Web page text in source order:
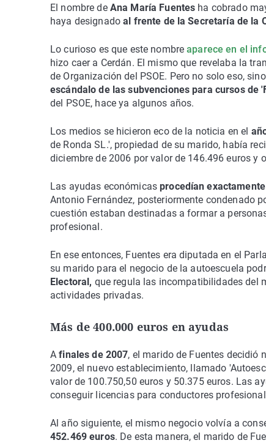
El nombre deAna María Fuentes ha cobrado
haya designadoal frente de la Secretaría de la
Lo curioso es que este nombre aparece en el
hizo caer a Cerdán. El mismo que revelaba la
de Organización del PSOE. Pero no solo eso,
escándalo de las subvenciones para cursos de
del PSOE, hace ya algunos años.
Los medios se hicieron eco de la noticia en el
de Ronda SL.', propiedad de su marido, había
diciembre de 2006 por valor de 146.496 euros y
Las ayudas económicasprocedían
Antonio Fernández, posteriormente condenado
cuestión estaban destinadas a formar a
profesional.
En ese entonces, Fuentes era diputada en el
su marido para el negocio de la autoescuela
Electoral, que regula las incompatibilidades del
actividades privadas.
Más de 400.000 euros en ayudas
A finales de 2007, el marido de Fuentes decidió
2009, el nuevo establecimiento, llamado
valor de 100.750,50 euros y 50.375 euros. Las
conseguir licencias para conductores
Al año siguiente, el mismo negocio volvía a
452.469 euros. De esta manera, el marido de